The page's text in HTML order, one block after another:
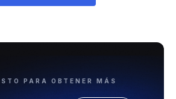
PARA OBTENER MÁS